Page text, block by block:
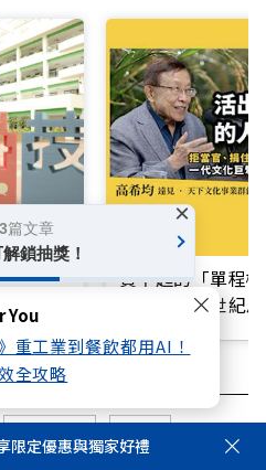
You
重工業到餐飲都用AI！
全攻略
技大
治理實
買不起的「單程
響台灣近半世紀
限定優惠與獨家好禮
篇文章
鎖抽獎！
×